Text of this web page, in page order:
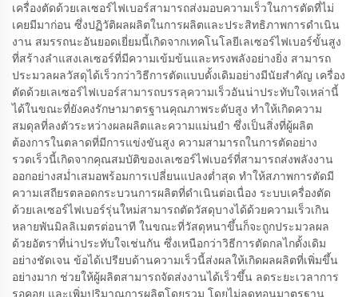
เครื่องตัดด้วยเลเซอร์ไฟเบอร์สามารถส่งมอบความเร็วในการตัดที่ไม่
เคยมีมาก่อน ซึ่งปฏิวัติผลผลิตในการผลิตและประสิทธิภาพการดำเนิน
งาน สมรรถนะอันยอดเยี่ยมนี้เกิดจากเทคโนโลยีเลเซอร์ไฟเบอร์ขั้นสูง
ที่สร้างลำแสงเลเซอร์ที่มีความเข้มข้นและทรงพลังอย่างยิ่ง สามารถ
ประมวลผลวัสดุได้เร็วกว่าวิธีการตัดแบบดั้งเดิมอย่างมีนัยสำคัญ เครื่อง
ตัดด้วยเลเซอร์ไฟเบอร์สามารถบรรลุความเร็วอันน่าประทับใจเหล่านี้
ได้ในขณะที่ยังคงรักษามาตรฐานคุณภาพระดับสูง ทำให้เกิดความ
สมดุลที่ลงตัวระหว่างผลผลิตและความแม่นยำ ซึ่งเป็นสิ่งที่ผู้ผลิต
ต้องการในตลาดที่มีการแข่งขันสูง ความสามารถในการตัดอย่าง
รวดเร็วนี้เกิดจากคุณสมบัติของเลเซอร์ไฟเบอร์ที่สามารถส่งพลังงาน
ออกอย่างสม่ำเสมอพร้อมการเปลี่ยนแปลงต่ำสุด ทำให้สภาพการตัดมี
ความเสถียรตลอดกระบวนการผลิตที่ดำเนินต่อเนื่อง ระบบเครื่องตัด
ด้วยเลเซอร์ไฟเบอร์รุ่นใหม่สามารถตัดวัสดุบางได้ด้วยความเร็วเกิน
หลายพันมิลลิเมตรต่อนาที ในขณะที่วัสดุหนาขึ้นก็จะถูกประมวลผล
ด้วยอัตราที่น่าประทับใจเช่นกัน ซึ่งเหนือกว่าวิธีการตัดกลไกดั้งเดิม
อย่างชัดเจน ข้อได้เปรียบด้านความเร็วนี้ส่งผลให้เกิดผลผลิตที่เพิ่มขึ้น
อย่างมาก ช่วยให้ผู้ผลิตสามารถจัดส่งงานได้เร็วขึ้น ลดระยะเวลาการ
รอคอย และเพิ่มปริมาณการผลิตโดยรวม โดยไม่ลดทอนมาตรฐาน